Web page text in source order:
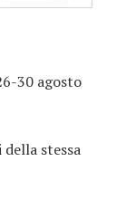
30 agosto
stessa